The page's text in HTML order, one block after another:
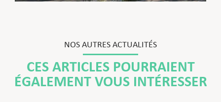
NOS AUTRES ACTUALITÉS
CES ARTICLES POURRAIENT
ÉGALEMENT VOUS INTÉRESSER